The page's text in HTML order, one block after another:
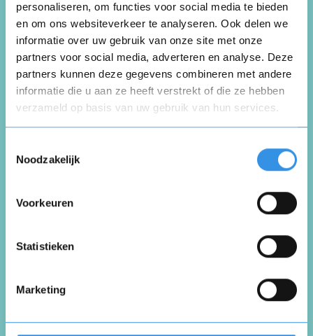
personaliseren, om functies voor social media te bieden
en om ons websiteverkeer te analyseren. Ook delen we
informatie over uw gebruik van onze site met onze
partners voor social media, adverteren en analyse. Deze
partners kunnen deze gegevens combineren met andere
informatie die u aan ze heeft verstrekt of die ze hebben
verzameld op basis van uw gebruik van hun services.
Noodzakelijk
Voorkeuren
Statistieken
Marketing
123opzeggen
Schrijf een review
Beoordeel je ervaring *